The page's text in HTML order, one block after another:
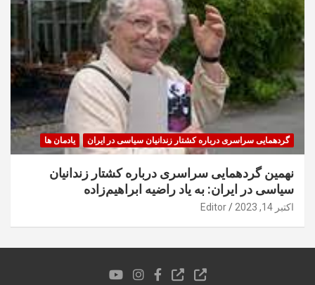
گردهمایی سراسری درباره کشتار زندانیان سیاسی در ایران یادمان ها
نهمین گردهمایی سراسری درباره کشتار زندانیان
سیاسی در ایران: به یاد راضیه ابراهیم‌زاده
اکتبر 14, 2023 Editor